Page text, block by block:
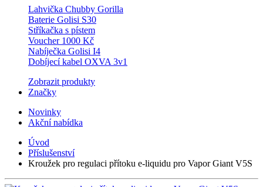
Lahvička Chubby Gorilla
Baterie Golisi S30
Stříkačka s pístem
Voucher 1000 Kč
Nabíječka Golisi I4
Dobíjecí kabel OXVA 3v1
Zobrazit produkty
Značky
Novinky
Akční nabídka
Úvod
Příslušenství
Kroužek pro regulaci přítoku e-liquidu pro Vapor Giant V5S